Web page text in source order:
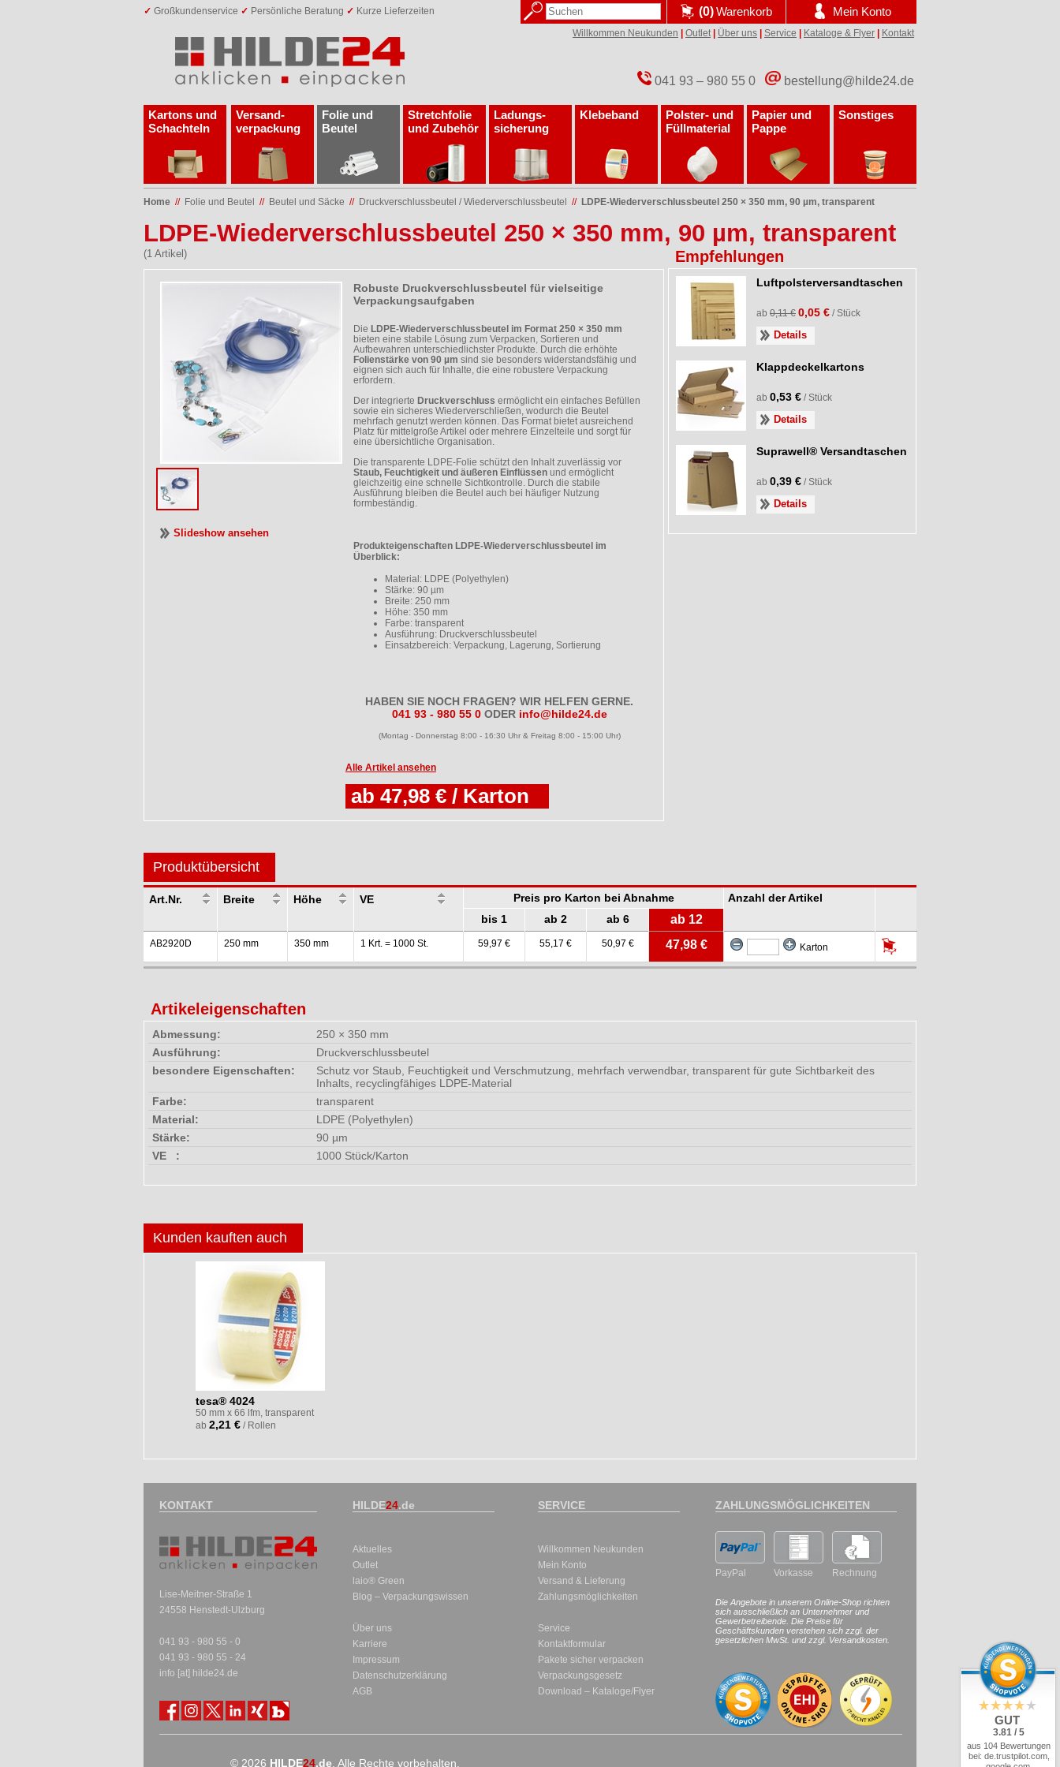
✓ Großkundenservice ✓ Persönliche Beratung ✓ Kurze Lieferzeiten
Willkommen Neukunden Outlet Über uns Service Kataloge & Flyer Kontakt
041 93 – 980 55 0 bestellung@hilde24.de
(0)Warenkorb Mein Konto
Kartons und
Schachteln
Versand­
verpackung
Folie und
Beutel
Stretchfolie
und Zubehör
Ladungs­
sicherung
Klebeband
Polster- und
Füllmaterial
Papier und
Pappe
Sonstiges
Home // Folie und Beutel // Beutel und Säcke // Druckverschlussbeutel / Wiederverschlussbeutel // LDPE-Wiederverschlussbeutel 250 × 350 mm, 90 µm, transparent
LDPE-Wiederverschlussbeutel 250 × 350 mm, 90 µm, transparent
(1 Artikel)
Slideshow ansehen
Robuste Druckverschlussbeutel für vielseitige
Verpackungsaufgaben
Die LDPE-Wiederverschlussbeutel im Format 250 × 350 mm
bieten eine stabile Lösung zum Verpacken, Sortieren und
Aufbewahren unterschiedlichster Produkte. Durch die erhöhte
Folienstärke von 90 µm sind sie besonders widerstandsfähig und
eignen sich auch für Inhalte, die eine robustere Verpackung
erfordern.
Der integrierte Druckverschluss ermöglicht ein einfaches Befüllen
sowie ein sicheres Wiederverschließen, wodurch die Beutel
mehrfach genutzt werden können. Das Format bietet ausreichend
Platz für mittelgroße Artikel oder mehrere Einzelteile und sorgt für
eine übersichtliche Organisation.
Die transparente LDPE-Folie schützt den Inhalt zuverlässig vor
Staub, Feuchtigkeit und äußeren Einflüssen und ermöglicht
gleichzeitig eine schnelle Sichtkontrolle. Durch die stabile
Ausführung bleiben die Beutel auch bei häufiger Nutzung
formbeständig.
Produkteigenschaften LDPE-Wiederverschlussbeutel im
Überblick:
Material: LDPE (Polyethylen)
Stärke: 90 µm
Breite: 250 mm
Höhe: 350 mm
Farbe: transparent
Ausführung: Druckverschlussbeutel
Einsatzbereich: Verpackung, Lagerung, Sortierung
HABEN SIE NOCH FRAGEN? WIR HELFEN GERNE.
041 93 - 980 55 0 ODER info@hilde24.de
(Montag - Donnerstag 8:00 - 16:30 Uhr & Freitag 8:00 - 15:00 Uhr)
Alle Artikel ansehen
ab 47,98 € / Karton
Empfehlungen
Luftpolsterversandtaschen
ab 0,11 € 0,05 € / Stück
Details
Klappdeckelkartons
ab 0,53 € / Stück
Details
Suprawell® Versandtaschen
ab 0,39 € / Stück
Details
Produktübersicht
Art.Nr. Breite Höhe VE Preis pro Karton bei Abnahme
Anzahl der Artikel
bis 1
ab 2 ab 6 ab 12
AB2920D 250 mm 350 mm 1 Krt. = 1000 St. 59,97 € 55,17 € 50,97 € 47,98 € Karton
Artikeleigenschaften
Abmessung:
250 × 350 mm
Ausführung:
Druckverschlussbeutel
besondere Eigenschaften:
Schutz vor Staub, Feuchtigkeit und Verschmutzung, mehrfach verwendbar, transparent für gute Sichtbarkeit des
Inhalts, recyclingfähiges LDPE-Material
Farbe:
transparent
Material:
LDPE (Polyethylen)
Stärke:
90 µm
VE :
1000 Stück/Karton
Kunden kauften auch
tesa® 4024
50 mm x 66 lfm, transparent
ab 2,21 € / Rollen
KONTAKT
Lise-Meitner-Straße 1
24558 Henstedt-Ulzburg
041 93 - 980 55 - 0
041 93 - 980 55 - 24
info [at] hilde24.de
HILDE24.de
Aktuelles
Outlet
laio® Green
Blog – Verpackungswissen
Über uns
Karriere
Impressum
Datenschutzerklärung
AGB
SERVICE
Willkommen Neukunden
Mein Konto
Versand & Lieferung
Zahlungsmöglichkeiten
Service
Kontaktformular
Pakete sicher verpacken
Verpackungsgesetz
Download – Kataloge/Flyer
ZAHLUNGSMÖGLICHKEITEN
PayPal Vorkasse Rechnung
Die Angebote in unserem Online-Shop richten
sich ausschließlich an Unternehmer und
Gewerbetreibende. Die Preise für
Geschäftskunden verstehen sich zzgl. der
gesetzlichen MwSt. und zzgl. Versandkosten.
© 2026 HILDE24.de . Alle Rechte vorbehalten.
GUT
3.81 / 5
aus 104 Bewertungen
bei: de.trustpilot.com,